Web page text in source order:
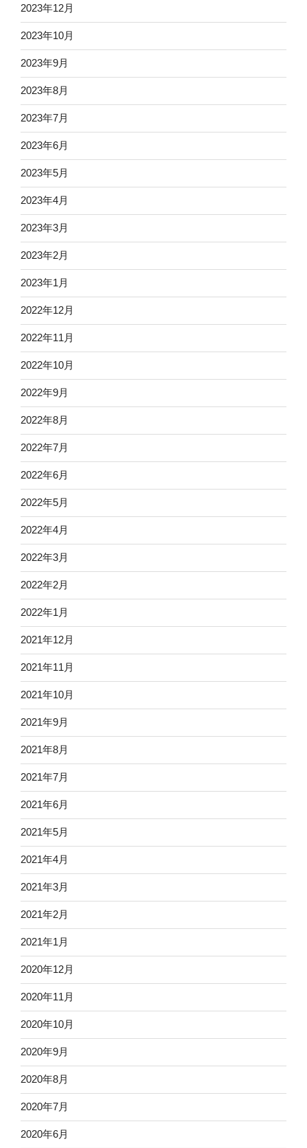
2023年12月
2023年10月
2023年9月
2023年8月
2023年7月
2023年6月
2023年5月
2023年4月
2023年3月
2023年2月
2023年1月
2022年12月
2022年11月
2022年10月
2022年9月
2022年8月
2022年7月
2022年6月
2022年5月
2022年4月
2022年3月
2022年2月
2022年1月
2021年12月
2021年11月
2021年10月
2021年9月
2021年8月
2021年7月
2021年6月
2021年5月
2021年4月
2021年3月
2021年2月
2021年1月
2020年12月
2020年11月
2020年10月
2020年9月
2020年8月
2020年7月
2020年6月